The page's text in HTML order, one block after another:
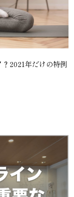
2021年だけの特例